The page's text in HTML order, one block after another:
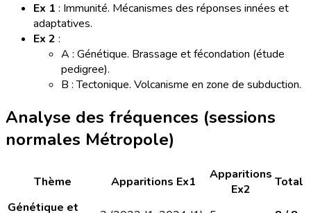
Ex 1 : Immunité. Mécanismes des réponses innées et
adaptatives.
Ex 2 :
A : Génétique. Brassage et fécondation (étude
pedigree).
B : Tectonique. Volcanisme en zone de subduction.
Analyse des fréquences (sessions
normales Métropole)
Thème Apparitions Ex1
Apparitions
Ex2
Total
Génétique et